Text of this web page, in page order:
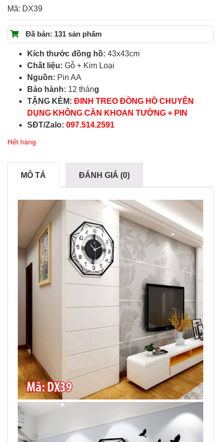
Mã: DX39
Đã bán: 131 sản phẩm
Kích thước đồng hồ: 43x43cm
Chất liệu: Gỗ + Kim Loại
Nguồn: Pin AA
Bảo hành: 12 tháng
TẶNG KÈM: ĐINH TREO ĐỒNG HỒ CHUYÊN
DỤNG KHÔNG CẦN KHOAN TƯỜNG + PIN
SĐT/Zalo: 097.514.2591
Hết hàng
MÔ TẢ ĐÁNH GIÁ (0)